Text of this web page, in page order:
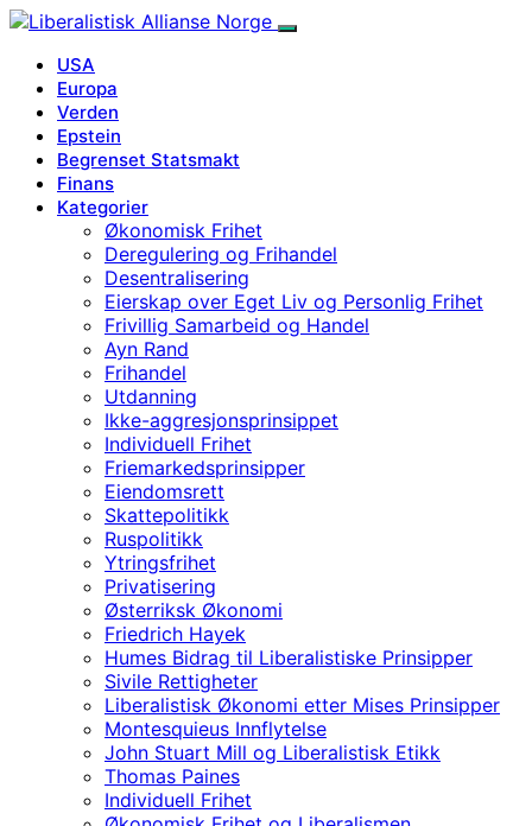
USA
Europa
Verden
Epstein
Begrenset Statsmakt
Finans
Kategorier
Økonomisk Frihet
Deregulering og Frihandel
Desentralisering
Eierskap over Eget Liv og Personlig Frihet
Frivillig Samarbeid og Handel
Ayn Rand
Frihandel
Utdanning
Ikke-aggresjonsprinsippet
Individuell Frihet
Friemarkedsprinsipper
Eiendomsrett
Skattepolitikk
Ruspolitikk
Ytringsfrihet
Privatisering
Østerriksk Økonomi
Friedrich Hayek
Humes Bidrag til Liberalistiske Prinsipper
Sivile Rettigheter
Liberalistisk Økonomi etter Mises Prinsipper
Montesquieus Innflytelse
John Stuart Mill og Liberalistisk Etikk
Thomas Paines
Individuell Frihet